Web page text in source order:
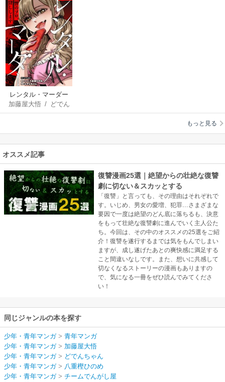
レンタル・マーダー
～復讐のプロ、お貸
しします～
加藤屋大悟/ どでん
ちゃん/八重樫ひの
屋
もっと見る
オススメ記事
復讐漫画25選｜絶望からの壮絶な復讐
劇に切ない＆スカッとする
「復讐」と言っても、その理由はそれぞれで
す。いじめ、男女の愛増、犯罪…さまざまな
要因で一度は絶望のどん底に落ちるも、決意
をもって壮絶な復讐劇に進んでいく主人公た
ち。今回は、その中のオススメの25選をご紹
介！復讐を遂行するまでは気をもんでしまい
ますが、成し遂げたあとの爽快感に満足する
こと間違いなしです。また、想いに共感して
切なくなるストーリーの漫画もありますの
で、気になる一冊をぜひ読んでみてくださ
い！
同じジャンルの本を探す
少年・青年マンガ> 青年マンガ
少年・青年マンガ> 加藤屋大悟
少年・青年マンガ> どでんちゃん
少年・青年マンガ> 八重樫ひのめ
少年・青年マンガ> チームでんがし屋